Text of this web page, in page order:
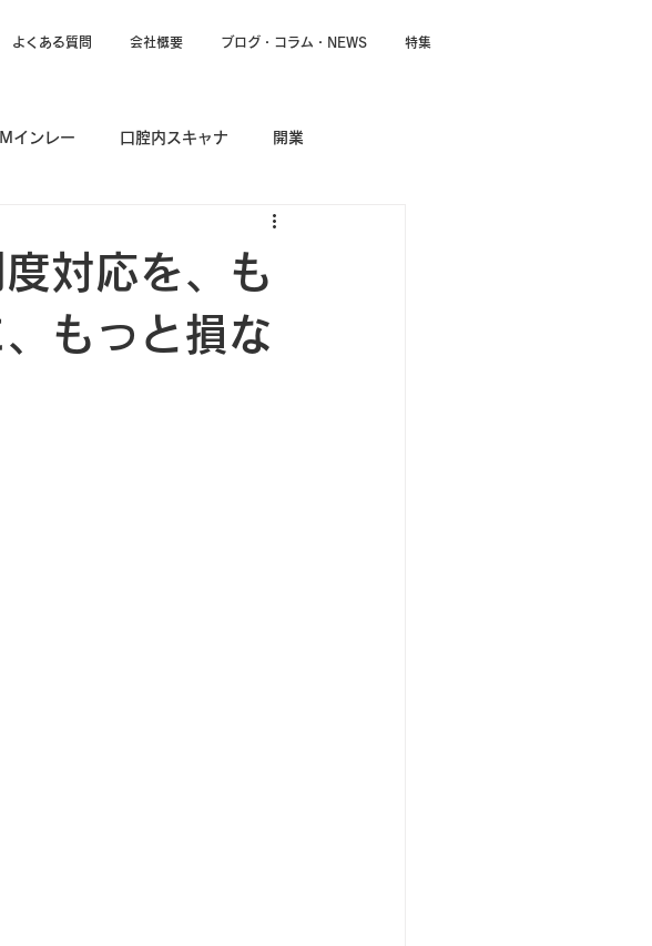
よくある質問 会社概要 ブログ・コラム・NEWS 特集
インレー 口腔内スキャナ 開業
対応を、も
もっと損な